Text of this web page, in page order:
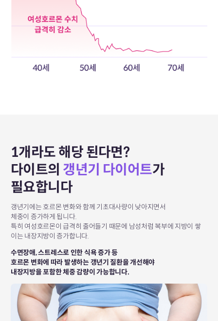
1개라도 해당 된다면?
다이트의 갱년기 다이어트가
필요합니다
갱년기에는 호르몬 변화와 함께 기초대사량이 낮아지면서
체중이 증가하게 됩니다.
특히 여성호르몬이 급격히 줄어들기 때문에 남성처럼 복부에 지방이 쌓
이는 내장지방이 증가합니다.
수면장애, 스트레스로 인한 식욕 증가 등
호르몬 변화에 따라 발생하는 갱년기 질환을 개선해야
내장지방을 포함한 체중 감량이 가능합니다.